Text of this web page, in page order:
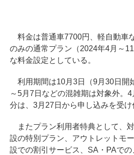
料金は普通車7700円、軽自動車
のみの通常プラン（2024年4月～
な料金設定としている。
利用期間は10月3日（9月30日開
～5月7日などの混雑期は対象外。
分は、3月27日から申し込みを受け
またプラン利用者特典として、
設の特別プラン、アウトレットモ
設での割引サービス、SA・PAで